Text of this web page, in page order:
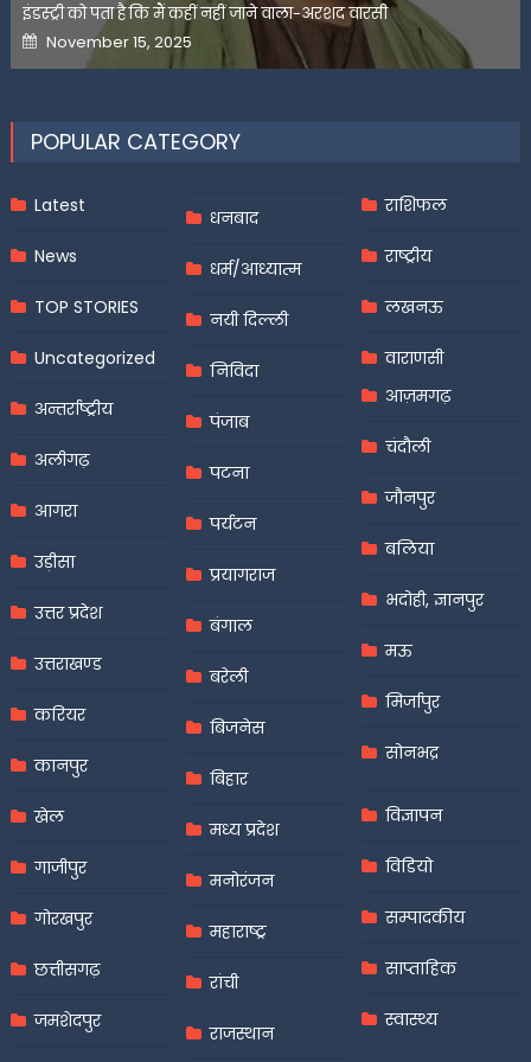
इंडस्ट्री को पता है कि मैं कहीं नहीं जाने वाला-अरशद वारसी
Posted
on
November 15, 2025
POPULAR CATEGORY
Latest
News
TOP STORIES
Uncategorized
अन्तर्राष्ट्रीय
अलीगढ़
आगरा
उड़ीसा
उत्तर प्रदेश
उत्तराखण्ड
करियर
कानपुर
खेल
गाजीपुर
गोरखपुर
छत्तीसगढ़
जमशेदपुर
धनबाद
धर्म/आध्यात्म
नयी दिल्ली
निविदा
पंजाब
पटना
पर्यटन
प्रयागराज
बंगाल
बरेली
बिजनेस
बिहार
मध्य प्रदेश
मनोरंजन
महाराष्ट्र
रांची
राजस्थान
राशिफल
राष्ट्रीय
लखनऊ
वाराणसी
आज़मगढ़
चंदौली
जौनपुर
बलिया
भदोही, ज्ञानपुर
मऊ
मिर्जापुर
सोनभद्र
विज्ञापन
विडियो
सम्पादकीय
साप्ताहिक
स्वास्थ्य